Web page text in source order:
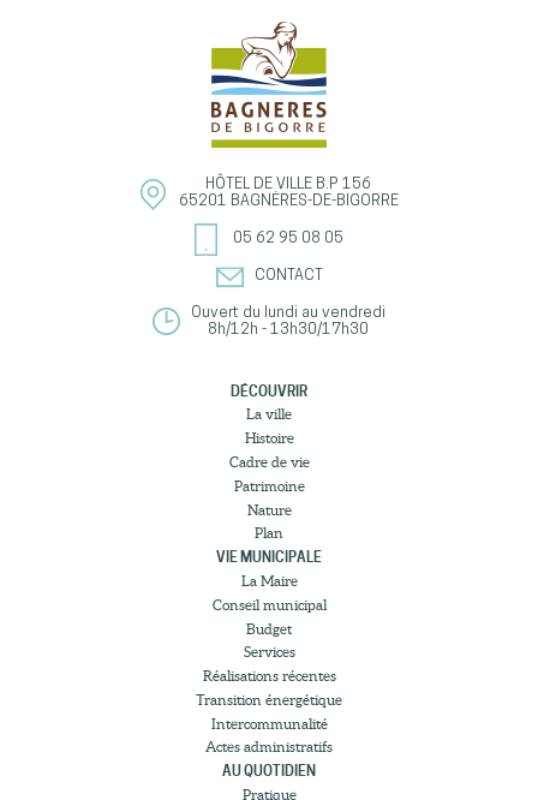
HÔTEL DE VILLE B.P 156
65201 BAGNÈRES-DE-BIGORRE
05 62 95 08 05
CONTACT
Ouvert du lundi au vendredi
8h/12h - 13h30/17h30
DÉCOUVRIR
La ville
Histoire
Cadre de vie
Patrimoine
Nature
Plan
VIE MUNICIPALE
La Maire
Conseil municipal
Budget
Services
Réalisations récentes
Transition énergétique
Intercommunalité
Actes administratifs
AU QUOTIDIEN
Pratique